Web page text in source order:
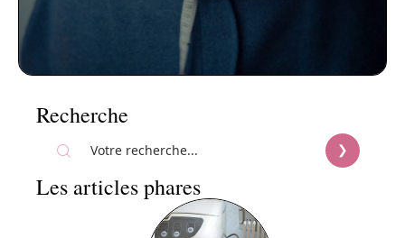
Recherche
Les articles phares